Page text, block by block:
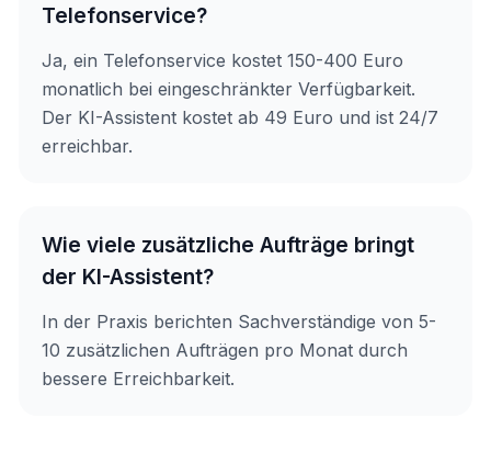
Telefonservice?
Ja, ein Telefonservice kostet 150-400 Euro
monatlich bei eingeschränkter Verfügbarkeit.
Der KI-Assistent kostet ab 49 Euro und ist 24/7
erreichbar.
Wie viele zusätzliche Aufträge bringt
der KI-Assistent?
In der Praxis berichten Sachverständige von 5-
10 zusätzlichen Aufträgen pro Monat durch
bessere Erreichbarkeit.